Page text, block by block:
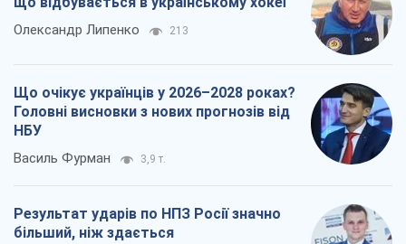
Олександр Липенко 213
Що очікує українців у 2026–2028 роках?
Головні висновки з нових прогнозів від
НБУ
Василь Фурман 3,9 т.
Результат ударів по НПЗ Росії значно
більший, ніж здається